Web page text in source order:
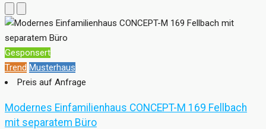
Gesponsert
Trend Musterhaus
Preis auf Anfrage
Modernes Einfamilienhaus CONCEPT-M 169 Fellbach
mit separatem Büro